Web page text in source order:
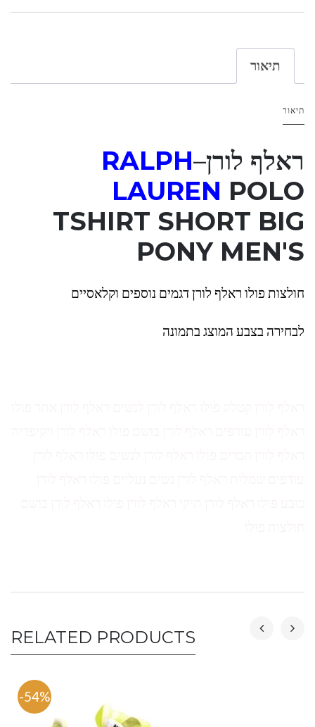
תיאור
תיאור
ראלף לורן–
RALPH
LAUREN POLO
TSHIRT SHORT BIG
PONY MEN'S
חולצות פולו ראלף לורן דגמים נוספים וקלאסיים
לבחירה בצבע המוצג בתמונה
RELATED PRODUCTS
-54%